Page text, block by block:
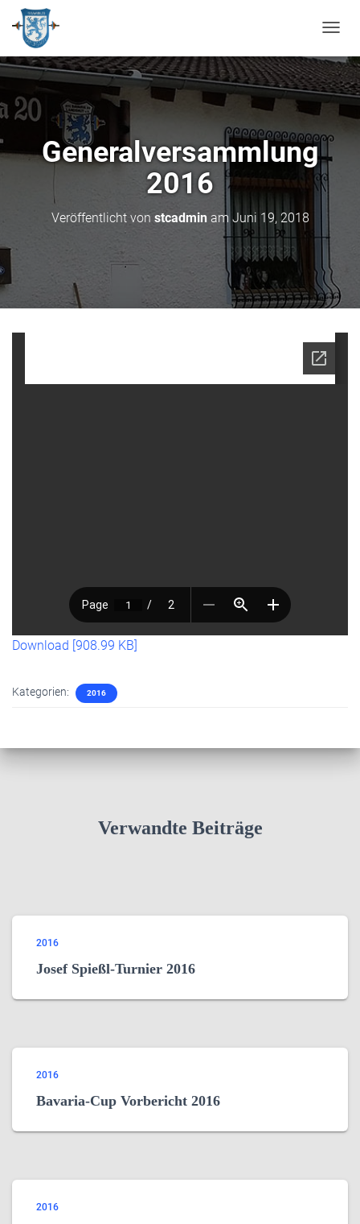
A
V
I
O
A
L
T
N
Generalversammlung
2016
Veröffentlicht von stcadminam Juni 19, 2018
Download [908.99 KB]
Kategorien: 2016
Verwandte Beiträge
2016
Josef Spießl-Turnier 2016
2016
Bavaria-Cup Vorbericht 2016
2016